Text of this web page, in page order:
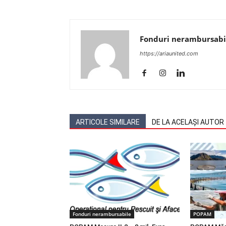
Fonduri
https://ariaunited.com
ARTICOLE SIMILARE DE LA ACELAȘI AUTOR
Fonduri nerambursabile POPAM